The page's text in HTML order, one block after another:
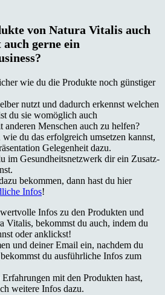
von Natura Vitalis auch
gerne ein
wie du die Produkte noch günstiger
nutzt und dadurch erkennst welchen
du sie womöglich auch
Menschen auch zu helfen?
du das erfolgreich umsetzen kannst,
Gelegenheit dazu.
im Gesundheitsnetzwerk dir ein Zusatz-
bekommen, dann hast du hier
Infos!
Infos zu den Produkten und
Vitalis, bekommst du auch, indem du
oder anklickst!
und deiner Email ein, nachdem du
du ausführliche Infos zum
mit den Produkten hast,
weitere Infos dazu.